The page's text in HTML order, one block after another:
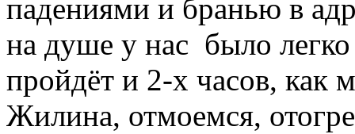
падениями и бранью в
на душе у нас было
пройдёт и 2-х часов, как
Жилина, отмоемся,